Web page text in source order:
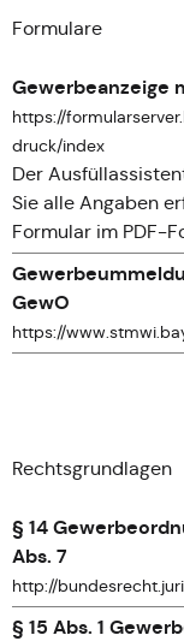
Formulare
Gewerbeanzeige
https://
druck/index
Der
Sie alle Angaben
Formular im PDF-
GewO
https://
Rechtsgrundlagen
§ 14
Abs. 7
http://
§ 15 Abs. 1